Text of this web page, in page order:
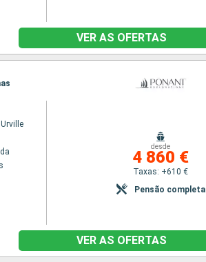
VER AS OFERTAS
desde
4 860 €
Taxas: +610 €
Pensão completa
VER AS OFERTAS